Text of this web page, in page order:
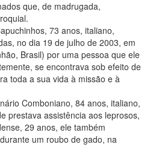
que, de madrugada,
73 anos, italiano,
no dia 19 de julho de 2003, em
Brasil) por uma pessoa que ele
se encontrava sob efeito de
toda a sua vida à missão e à
Comboniano, 84 anos, italiano,
prestava assistência aos leprosos,
29 anos, ele também
um roubo de gado, na